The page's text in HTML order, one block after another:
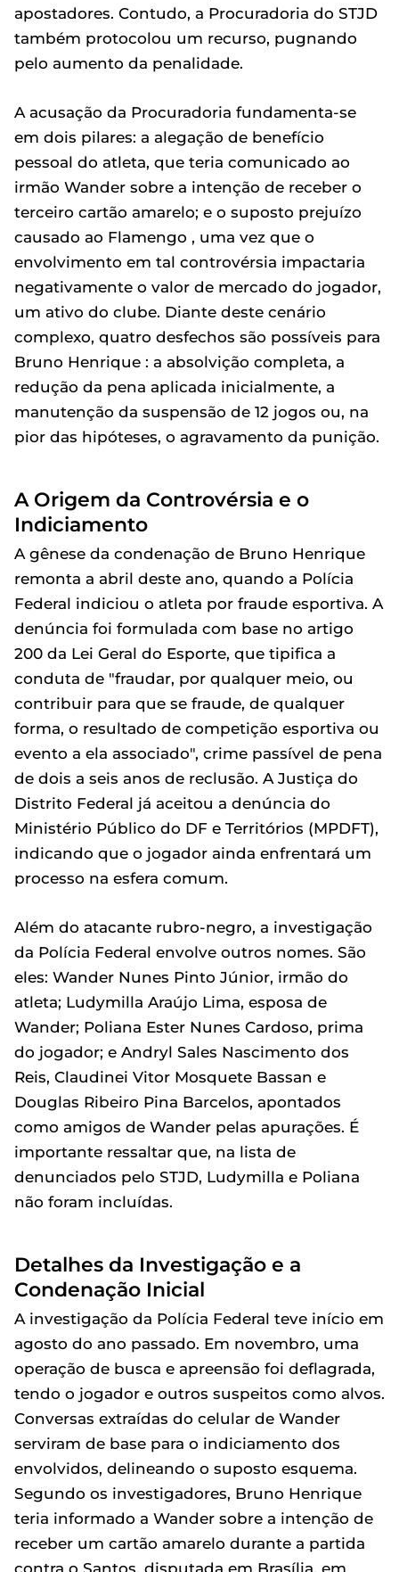
apostadores. Contudo, a Procuradoria do STJD
também protocolou um recurso, pugnando
pelo aumento da penalidade.
A acusação da Procuradoria fundamenta-se
em dois pilares: a alegação de benefício
pessoal do atleta, que teria comunicado ao
irmão Wander sobre a intenção de receber o
terceiro cartão amarelo; e o suposto prejuízo
causado ao Flamengo , uma vez que o
envolvimento em tal controvérsia impactaria
negativamente o valor de mercado do jogador,
um ativo do clube. Diante deste cenário
complexo, quatro desfechos são possíveis para
Bruno Henrique : a absolvição completa, a
redução da pena aplicada inicialmente, a
manutenção da suspensão de 12 jogos ou, na
pior das hipóteses, o agravamento da punição.
A Origem da Controvérsia e o
Indiciamento
A gênese da condenação de Bruno Henrique
remonta a abril deste ano, quando a Polícia
Federal indiciou o atleta por fraude esportiva. A
denúncia foi formulada com base no artigo
200 da Lei Geral do Esporte, que tipifica a
conduta de "fraudar, por qualquer meio, ou
contribuir para que se fraude, de qualquer
forma, o resultado de competição esportiva ou
evento a ela associado", crime passível de pena
de dois a seis anos de reclusão. A Justiça do
Distrito Federal já aceitou a denúncia do
Ministério Público do DF e Territórios (MPDFT),
indicando que o jogador ainda enfrentará um
processo na esfera comum.
Além do atacante rubro-negro, a investigação
da Polícia Federal envolve outros nomes. São
eles: Wander Nunes Pinto Júnior, irmão do
atleta; Ludymilla Araújo Lima, esposa de
Wander; Poliana Ester Nunes Cardoso, prima
do jogador; e Andryl Sales Nascimento dos
Reis, Claudinei Vitor Mosquete Bassan e
Douglas Ribeiro Pina Barcelos, apontados
como amigos de Wander pelas apurações. É
importante ressaltar que, na lista de
denunciados pelo STJD, Ludymilla e Poliana
não foram incluídas.
Detalhes da Investigação e a
Condenação Inicial
A investigação da Polícia Federal teve início em
agosto do ano passado. Em novembro, uma
operação de busca e apreensão foi deflagrada,
tendo o jogador e outros suspeitos como alvos.
Conversas extraídas do celular de Wander
serviram de base para o indiciamento dos
envolvidos, delineando o suposto esquema.
Segundo os investigadores, Bruno Henrique
teria informado a Wander sobre a intenção de
receber um cartão amarelo durante a partida
contra o Santos, disputada em Brasília, em